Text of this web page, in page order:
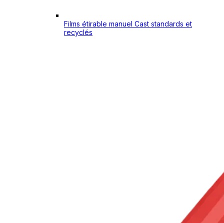
Films étirable manuel Cast standards et
recyclés